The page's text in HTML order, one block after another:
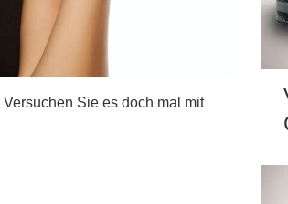
Sie es doch mal mit